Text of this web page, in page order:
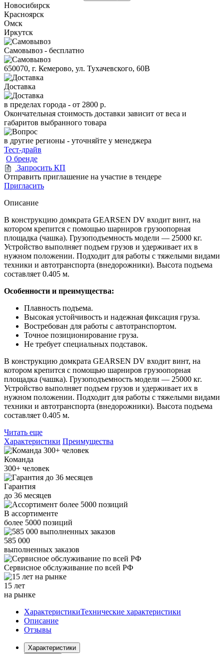
Новосибирск
Красноярск
Омск
Иркутск
Самовывоз - бесплатно
650070, г. Кемерово, ул. Тухачевского, 60В
Доставка
в пределах города - от 2800 р.
Окончательная стоимость доставки зависит от веса и
габаритов выбранного товара
в другие регионы - уточняйте у менеджера
Тест-драйв
О бренде
Запросить КП
Отправить приглашение на участие в тендере
Пригласить
Описание
В конструкцию домкрата GEARSEN DV входит винт, на
котором крепится с помощью шарниров грузоопорная
площадка (чашка). Грузоподъемность модели — 25000 кг.
Устройство выполняет подъем грузов и удерживает их в
нужном положении. Подходит для работы с тяжелыми видами
техники и автотранспорта (внедорожники). Высота подъема
составляет 0.405 м.
Особенности и преимущества:
Плавность подъема.
Высокая устойчивость и надежная фиксация груза.
Востребован для работы с автотранспортом.
Точное позиционирование груза.
Не требует специальных подставок.
В конструкцию домкрата GEARSEN DV входит винт, на
котором крепится с помощью шарниров грузоопорная
площадка (чашка). Грузоподъемность модели — 25000 кг.
Устройство выполняет подъем грузов и удерживает их в
нужном положении. Подходит для работы с тяжелыми видами
техники и автотранспорта (внедорожники). Высота подъема
составляет 0.405 м.
Читать еще
Характеристики Преимущества
Команда
300+ человек
Гарантия
до 36 месяцев
В ассортименте
более 5000 позиций
585 000
выполненных заказов
Сервисное обслуживание по всей РФ
15 лет
на рынке
ХарактеристикиТехнические характеристики
Описание
Отзывы
Характеристики